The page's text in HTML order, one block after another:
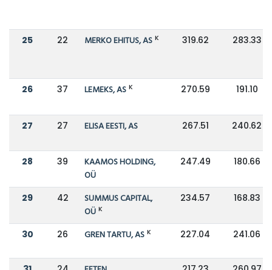
25 22 MERKO EHITUS, AS K 319.62 283.33
26 37 LEMEKS, AS K 270.59 191.10
27 27 ELISA EESTI, AS 267.51 240.62
28 39
KAAMOS HOLDING,
OÜ
247.49 180.66
29 42
SUMMUS CAPITAL,
OÜ K
234.57 168.83
30 26 GREN TARTU, AS K 227.04 241.06